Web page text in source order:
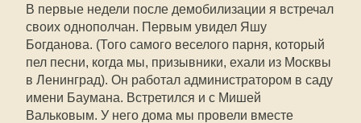
В первые недели после демобилизации я встречал
своих однополчан. Первым увидел Яшу
Богданова. (Того самого веселого парня, который
пел песни, когда мы, призывники, ехали из Москвы
в Ленинград). Он работал администратором в саду
имени Баумана. Встретился и с Мишей
Вальковым. У него дома мы провели вместе